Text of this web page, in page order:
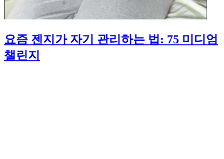
요즘 젠지가 자기 관리하는 법: 75 미디엄
챌린지